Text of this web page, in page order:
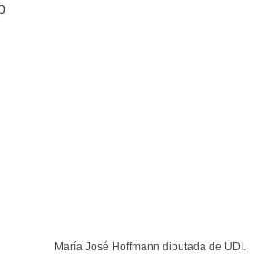
María José Hoffmann diputada de UDI.